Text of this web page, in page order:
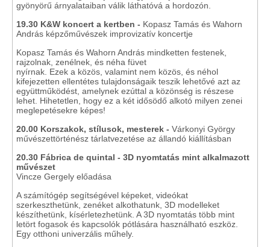
gyönyörű árnyalataiban válik láthatóvá a hordozón.
19.30 K&W koncert a kertben - Kopasz Tamás és Wahorn
András képzőművészek improvizatív koncertje
Kopasz Tamás és Wahorn András mindketten festenek,
rajzolnak, zenélnek, és néha füvet
nyírnak. Ezek a közös, valamint nem közös, és néhol
kifejezetten ellentétes tulajdonságaik teszik lehetővé azt az
együttműködést, amelynek ezúttal a közönség is részese
lehet. Hihetetlen, hogy ez a két idősödő alkotó milyen zenei
meglepetésekre képes!
20.00 Korszakok, stílusok, mesterek - Várkonyi György
művészettörténész tárlatvezetése az állandó kiállításban
20.30 Fábrica de quintal - 3D nyomtatás mint alkalmazott
művészet
Vincze Gergely előadása
A számítógép segítségével képeket, videókat
szerkeszthetünk, zenéket alkothatunk, 3D modelleket
készíthetünk, kísérletezhetünk. A 3D nyomtatás több mint
letört fogasok és kapcsolók pótlására használható eszköz.
Egy otthoni univerzális műhely.